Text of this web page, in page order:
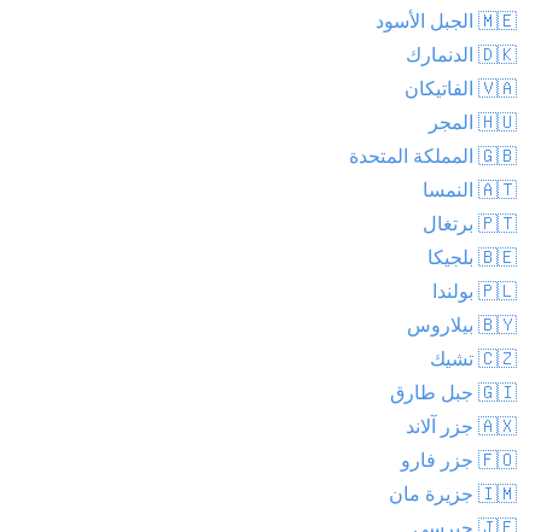
🇲🇪 الجبل الأسود
🇩🇰 الدنمارك
🇻🇦 الفاتيكان
🇭🇺 المجر
🇬🇧 المملكة المتحدة
🇦🇹 النمسا
🇵🇹 برتغال
🇧🇪 بلجيكا
🇵🇱 بولندا
🇧🇾 بيلاروس
🇨🇿 تشيك
🇬🇮 جبل طارق
🇦🇽 جزر آلاند
🇫🇴 جزر فارو
🇮🇲 جزيرة مان
🇯🇪 جيرسي